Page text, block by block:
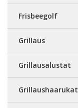
Frisbeegolf
Grillaus
Grillausalustat
Grillaushaarukat